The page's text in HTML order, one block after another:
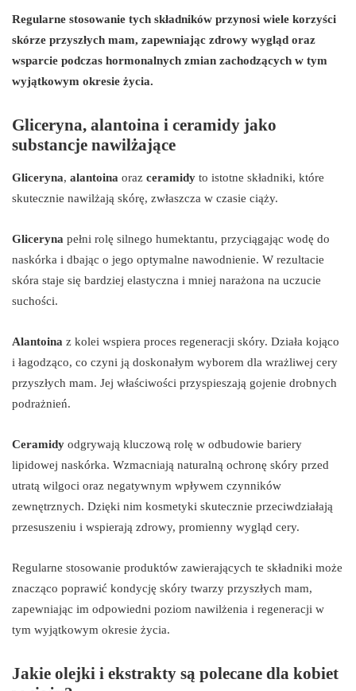
Regularne stosowanie tych składników przynosi wiele korzyści
skórze przyszłych mam, zapewniając zdrowy wygląd oraz
wsparcie podczas hormonalnych zmian zachodzących w tym
wyjątkowym okresie życia.
Gliceryna, alantoina i ceramidy jako
substancje nawilżające
Gliceryna, alantoina oraz ceramidy to istotne składniki, które
skutecznie nawilżają skórę, zwłaszcza w czasie ciąży.
Gliceryna pełni rolę silnego humektantu, przyciągając wodę do
naskórka i dbając o jego optymalne nawodnienie. W rezultacie
skóra staje się bardziej elastyczna i mniej narażona na uczucie
suchości.
Alantoina z kolei wspiera proces regeneracji skóry. Działa kojąco
i łagodząco, co czyni ją doskonałym wyborem dla wrażliwej cery
przyszłych mam. Jej właściwości przyspieszają gojenie drobnych
podrażnień.
Ceramidy odgrywają kluczową rolę w odbudowie bariery
lipidowej naskórka. Wzmacniają naturalną ochronę skóry przed
utratą wilgoci oraz negatywnym wpływem czynników
zewnętrznych. Dzięki nim kosmetyki skutecznie przeciwdziałają
przesuszeniu i wspierają zdrowy, promienny wygląd cery.
Regularne stosowanie produktów zawierających te składniki może
znacząco poprawić kondycję skóry twarzy przyszłych mam,
zapewniając im odpowiedni poziom nawilżenia i regeneracji w
tym wyjątkowym okresie życia.
Jakie olejki i ekstrakty są polecane dla kobiet